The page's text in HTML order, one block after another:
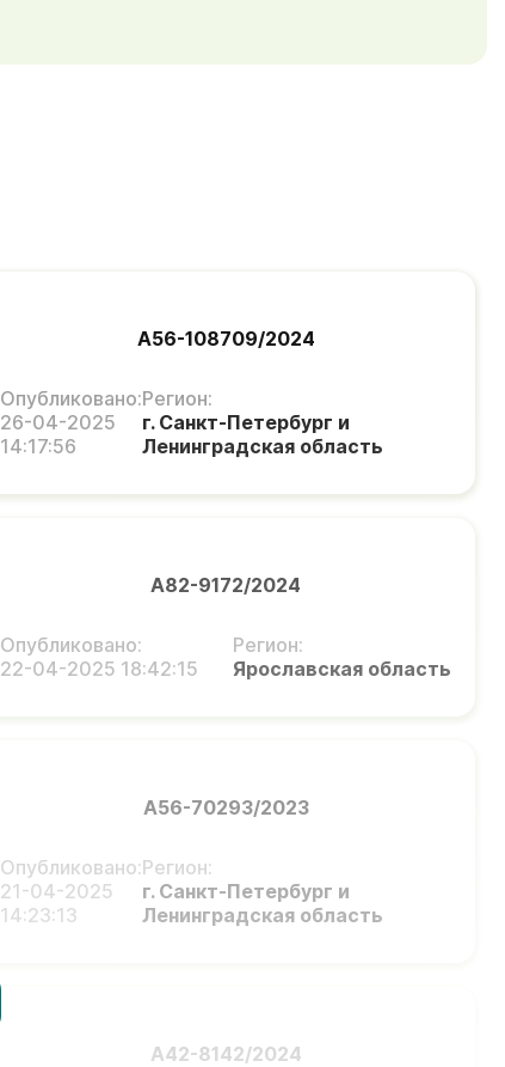
А56-108709/2024
Опубликовано:
26-04-2025
14:17:56
Регион:
г. Санкт-Петербург и
Ленинградская область
А82-9172/2024
Опубликовано:
22-04-2025 18:42:15
Регион:
Ярославская область
А56-70293/2023
Опубликовано:
21-04-2025
14:23:13
Регион:
г. Санкт-Петербург и
Ленинградская область
А42-8142/2024